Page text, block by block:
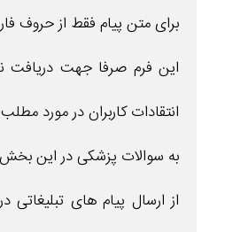
برای متن پیام فقط از حروف
این فرم صرفا جهت دریافت
انتقادات کاربران در مورد
به سوالات پزشکی در این
از ارسال پیام های